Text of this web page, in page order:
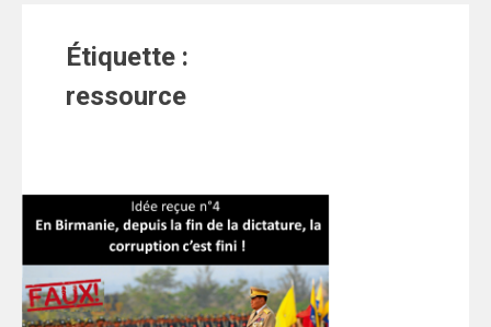
Étiquette :
ressource